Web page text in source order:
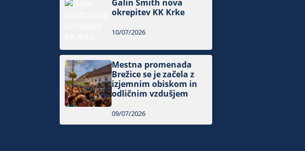
Galin Smith nova
okrepitev KK Krke
10/07/2026
Mestna promenada
Brežice se je začela z
izjemnim obiskom in
odličnim vzdušjem
09/07/2026